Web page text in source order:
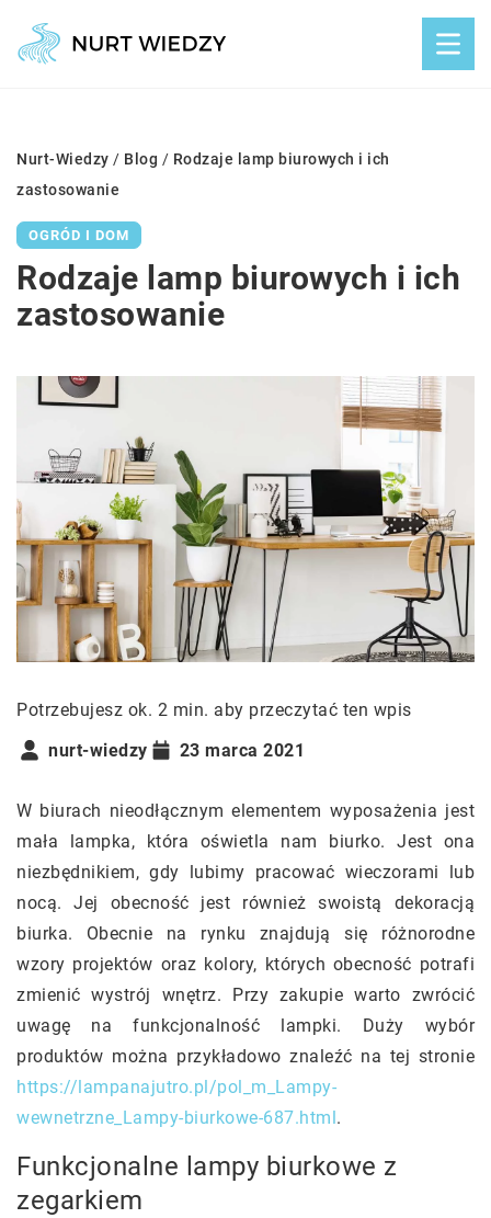
Nurt-Wiedzy / Blog / Rodzaje lamp biurowych i ich
zastosowanie
OGRÓD I DOM
Rodzaje lamp biurowych i ich
zastosowanie
Potrzebujesz ok. 2 min. aby przeczytać ten wpis
nurt-wiedzy
23 marca 2021
W biurach nieodłącznym elementem wyposażenia jest
mała lampka, która oświetla nam biurko. Jest ona
niezbędnikiem, gdy lubimy pracować wieczorami lub
nocą. Jej obecność jest również swoistą dekoracją
biurka. Obecnie na rynku znajdują się różnorodne
wzory projektów oraz kolory, których obecność potrafi
zmienić wystrój wnętrz. Przy zakupie warto zwrócić
uwagę na funkcjonalność lampki. Duży wybór
produktów można przykładowo znaleźć na tej stronie
https://lampanajutro.pl/pol_m_Lampy-
wewnetrzne_Lampy-biurkowe-687.html .
Funkcjonalne lampy biurkowe z
zegarkiem